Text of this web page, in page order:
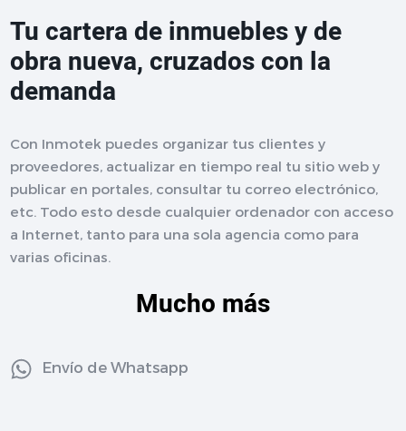
Tu cartera de inmuebles y de
obra nueva, cruzados con la
demanda
Con Inmotek puedes organizar tus clientes y
proveedores, actualizar en tiempo real tu sitio web y
publicar en portales, consultar tu correo electrónico,
etc. Todo esto desde cualquier ordenador con acceso
a Internet, tanto para una sola agencia como para
varias oficinas.
Mucho más
Envío de Whatsapp